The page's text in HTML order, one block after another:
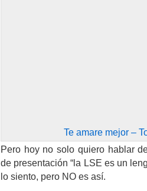
Te amare mejor –
Pero hoy no solo quiero hablar
de presentación “la LSE es un
lo siento, pero NO es así.